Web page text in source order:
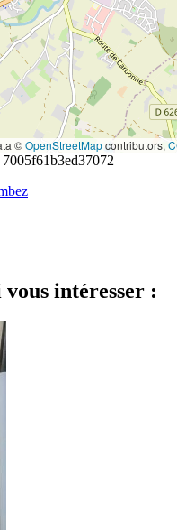
©OpenStreetMapcontributors,
7005f61b3ed37072
vous intéresser :